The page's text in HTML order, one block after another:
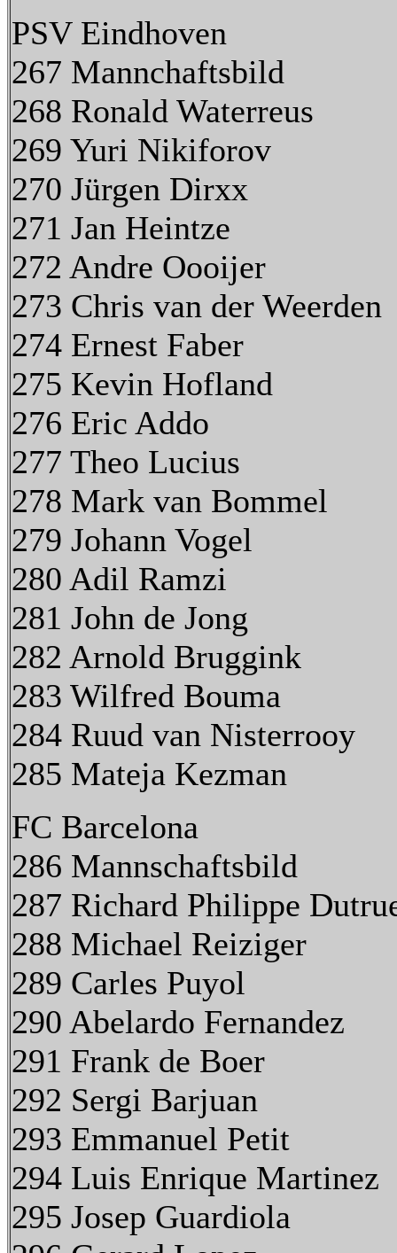
PSV Eindhoven
267 Mannchaftsbild
268 Ronald Waterreus
269 Yuri Nikiforov
270 Jürgen Dirxx
271 Jan Heintze
272 Andre Oooijer
273 Chris van der Weerden
274 Ernest Faber
275 Kevin Hofland
276 Eric Addo
277 Theo Lucius
278 Mark van Bommel
279 Johann Vogel
280 Adil Ramzi
281 John de Jong
282 Arnold Bruggink
283 Wilfred Bouma
284 Ruud van Nisterrooy
285 Mateja Kezman
FC Barcelona
286 Mannschaftsbild
287 Richard Philippe
288 Michael Reiziger
289 Carles Puyol
290 Abelardo Fernandez
291 Frank de Boer
292 Sergi Barjuan
293 Emmanuel Petit
294 Luis Enrique Martinez
295 Josep Guardiola